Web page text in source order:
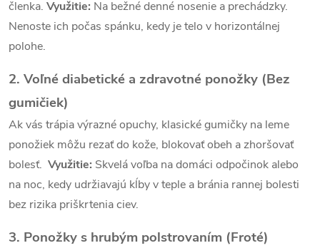
k
y
v
ý
p
i
s
u
členka. Využitie: Na bežné denné nosenie a prechádzky.
Nenoste ich počas spánku, kedy je telo v horizontálnej
polohe.
2. Voľné diabetické a zdravotné ponožky (Bez
gumičiek)
Ak vás trápia výrazné opuchy, klasické gumičky na leme
ponožiek môžu rezať do kože, blokovať obeh a zhoršovať
bolesť. Využitie: Skvelá voľba na domáci odpočinok alebo
na noc, kedy udržiavajú kĺby v teple a bránia rannej bolesti
bez rizika priškrtenia ciev.
3. Ponožky s hrubým polstrovaním (Froté)